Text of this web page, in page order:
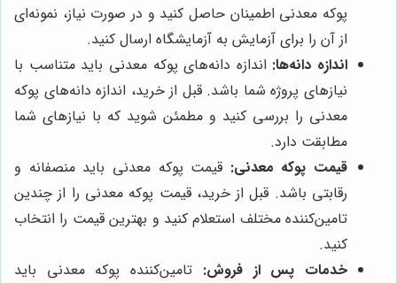
پوکه معدنی اطمینان حاصل کنید و در صورت نیاز، نمونه‌ای
از آن را برای آزمایش به آزمایشگاه ارسال کنید.
اندازه دانه‌ها: اندازه دانه‌های پوکه معدنی باید متناسب با
نیازهای پروژه شما باشد. قبل از خرید، اندازه دانه‌های پوکه
معدنی را بررسی کنید و مطمئن شوید که با نیازهای شما
مطابقت دارد.
قیمت پوکه معدنی: قیمت پوکه معدنی باید منصفانه و
رقابتی باشد. قبل از خرید، قیمت پوکه معدنی را از چندین
تامین‌کننده مختلف استعلام کنید و بهترین قیمت را انتخاب
کنید.
خدمات پس از فروش: تامین‌کننده پوکه معدنی باید